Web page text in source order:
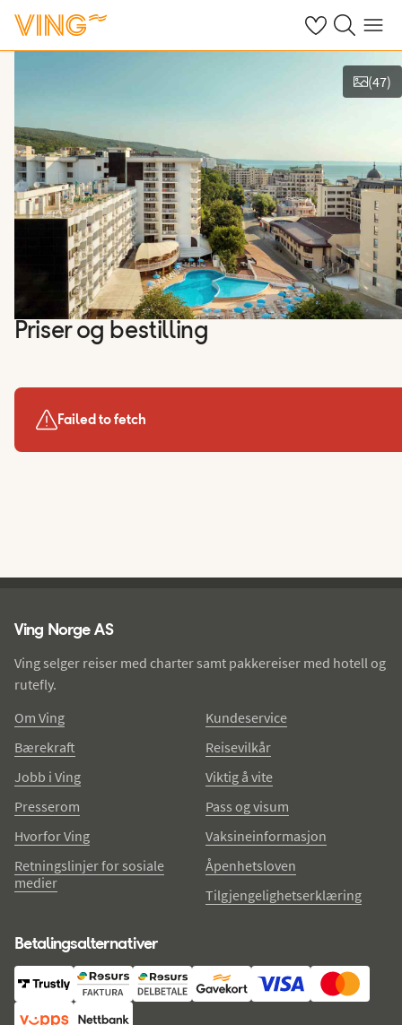
Se dine sparte
Søk påMeny
Vis bilder
(47)
Priser og bestilling
Failed to fetch
Ving Norge AS
Ving selger reiser med charter samt pakkereiser med hotell og
rutefly.
Om Ving
Bærekraft
Jobb i Ving
Presserom
Hvorfor Ving
Retningslinjer for sosiale
medier
Kundeservice
Reisevilkår
Viktig å vite
Pass og visum
Vaksineinformasjon
Åpenhetsloven
Tilgjengelighetserklæring
Betalingsalternativer